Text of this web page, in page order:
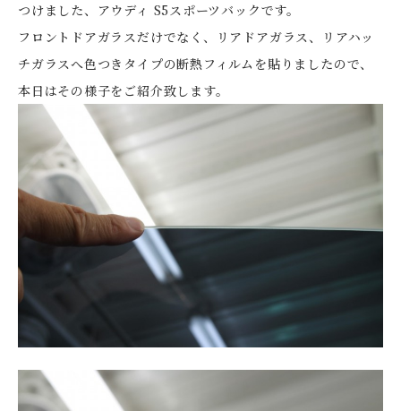
つけました、アウディ S5スポーツバックです。
フロントドアガラスだけでなく、リアドアガラス、リアハッ
チガラスへ色つきタイプの断熱フィルムを貼りましたので、
本日はその様子をご紹介致します。